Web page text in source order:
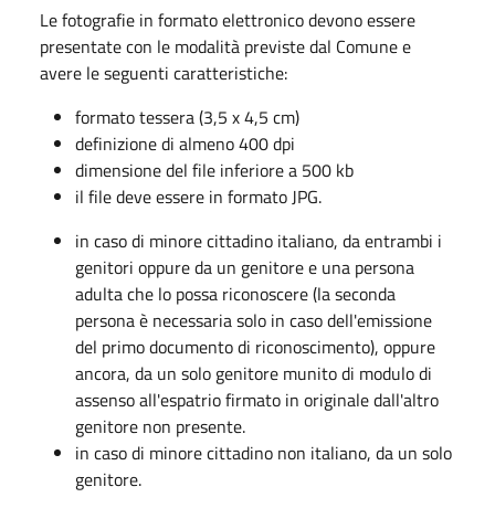
Le fotografie in formato elettronico devono essere
presentate con le modalità previste dal Comune e
avere le seguenti caratteristiche:
formato tessera (3,5 x 4,5 cm)
definizione di almeno 400 dpi
dimensione del file inferiore a 500 kb
il file deve essere in formato JPG.
in caso di minore cittadino italiano, da entrambi i
genitori oppure da un genitore e una persona
adulta che lo possa riconoscere (la seconda
persona è necessaria solo in caso dell'emissione
del primo documento di riconoscimento), oppure
ancora, da un solo genitore munito di modulo di
assenso all'espatrio firmato in originale dall'altro
genitore non presente.
in caso di minore cittadino non italiano, da un solo
genitore.